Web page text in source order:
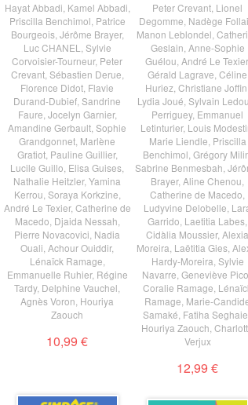
Hayat Abbadi Kamel Abbadi
Priscilla Benchimol Patrice
Bourgeois, Jérôme Brayer,
Luc CHANEL
Sylvie
Corvoisier-Tourneur, Peter
Crevant, Sébastien Derue
Florence Didot Flavie
Durand-Dubief Sandrine
Faure Jocelyn Garnier,
Amandine Gerbault Sophie
Grandgonnet Marlène
Gratiot, Pauline Guillier,
Lucile Guillo Elisa Guises
Nathalie Heitzler, Yamina
Kerrou Soraya Korkzine
André Le Texier, Catherine de
Macedo Djaida Nessah
Pierre Novacovici Nadia
Ouali Achour Ouiddir,
Lénaïck Ramage
Emmanuelle Ruhier, Régine
Tardy, Delphine Vauchel
Agnès Voron Houriya
Zaouch
10,99 €
Peter Crevant Lionel
Degomme Nadège
Manon Leblondel
Geslain Anne-Sophie
Guélou André Le Texier,
Gérald Lagrave Céline
Huriez Christiane Joffin
Lydia Joué Sylvain
Perriguey, Emmanuel
Letinturier, Louis
Marie Liendle Priscilla
Benchimol Grégory
Sabrine Benmesbah
Brayer, Aline Chenou
Catherine de Macedo
Ludyvine Delobelle
Garrido Laetitia Labes
Cidàlia Moussier, Alexia
Moreira Laëtitia Gies,
Hardy-Moreira Sylvie
Navarre Geneviève
Coralie Ramage
Ramage Marie-
Samaké Fatiha
Houriya Zaouch
Verjux
12,99 €